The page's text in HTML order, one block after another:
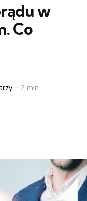
w
Co
2 min